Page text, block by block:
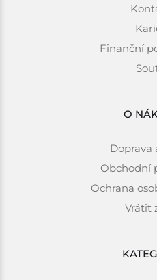
Finanční
O
Doprava
Obchodní
Ochrana
Vrátit